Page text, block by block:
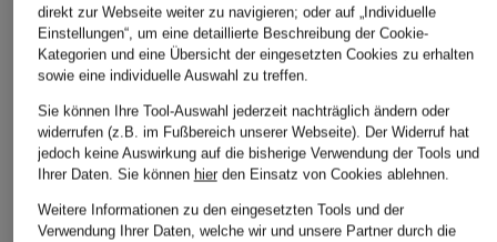
Strick-Poloshirt
CHF 149
Ursprünglich:CHF 229
CHF 189
Ursprünglich: CHF 229
Strickshirt
CHF 169
ÄHNLICHE ARTIKEL ENTDECKEN
direkt zur Webseite weiter zu navigieren; oder auf „Individuelle
Einstellungen“, um eine detaillierte Beschreibung der Cookie-
Kategorien und eine Übersicht der eingesetzten Cookies zu erhalten
sowie eine individuelle Auswahl zu treffen.
Sie können Ihre Tool-Auswahl jederzeit nachträglich ändern oder
widerrufen (z.B. im Fußbereich unserer Webseite). Der Widerruf hat
jedoch keine Auswirkung auf die bisherige Verwendung der Tools und
Ihrer Daten. Sie können hierden Einsatz von Cookies ablehnen.
Weitere Informationen zu den eingesetzten Tools und der
Verwendung Ihrer Daten, welche wir und unsere Partner durch die